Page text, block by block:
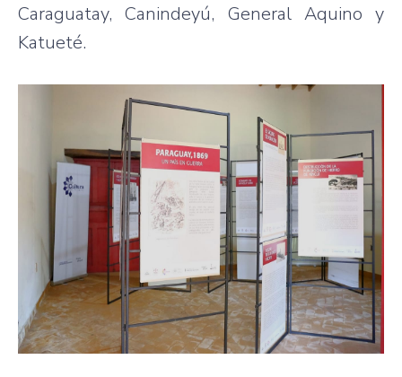
Caraguatay, Canindeyú, General Aquino y
Katueté.